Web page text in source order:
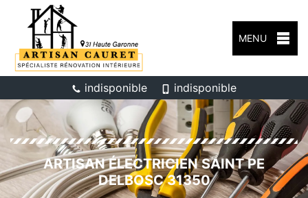
MENU
indisponible indisponible
ARTISAN ÉLECTRICIEN SAINT PE
DELBOSC 31350